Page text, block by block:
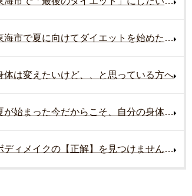
東海市で夏に向けてダイエットを始めたい方へ！効率よく行う準備とは？
体は変えたいけど、、と思っている方へ
夏が始まった今だからこそ、自分の身体と向き合いませんか？
ボディメイクの【正解】を見つけませんか？